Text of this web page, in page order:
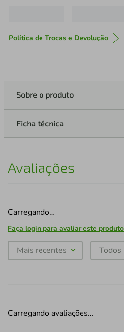
Política de Trocas e Devolução
Sobre o produto
Ficha técnica
Avaliações
Carregando…
Faça login para avaliar este produto
Mais recentes Todos
Carregando avaliações…